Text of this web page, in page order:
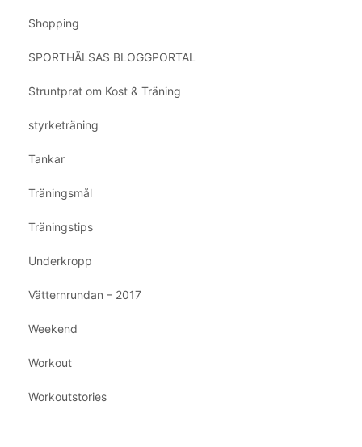
Shopping
SPORTHÄLSAS BLOGGPORTAL
Struntprat om Kost & Träning
styrketräning
Tankar
Träningsmål
Träningstips
Underkropp
Vätternrundan – 2017
Weekend
Workout
Workoutstories